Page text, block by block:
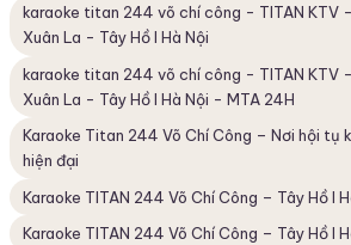
karaoke titan 244 võ chí công - TITAN KTV
Xuân La - Tây Hồ I Hà Nội
karaoke titan 244 võ chí công - TITAN KTV
Xuân La - Tây Hồ I Hà Nội - MTA 24H
Karaoke Titan 244 Võ Chí Công – Nơi hội tụ
hiện đại
Karaoke TITAN 244 Võ Chí Công – Tây Hồ I
Karaoke TITAN 244 Võ Chí Công – Tây Hồ I